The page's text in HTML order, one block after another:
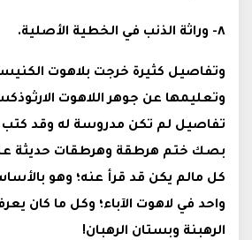
٨- وراثة الذنب في الخطية الأصلية.
وتفاصيل كثيرة خرجت بلاهوت
وتعليمها عن جوهر اللاهوت
تفاصيل لم تكن مدروسة له وقد كتب
بصك ختم هرطقة وهرطقات حديثة
كل مالم يكن قد قرأ عنه؛ وهو
واحد في لاهوت الآباء؛ وكل ما كان
الرهبنة وبستان الرهبان!